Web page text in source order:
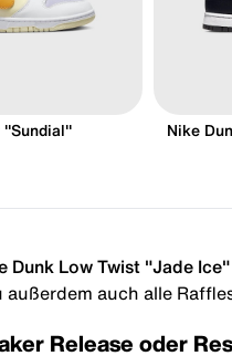
"Sundial" Nike
Dunk Low Twist "Jade Ice"
auch alle
Release oder